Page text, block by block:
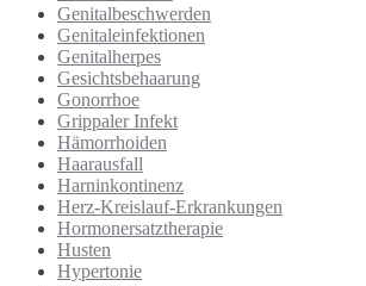
Genitalbeschwerden
Genitaleinfektionen
Genitalherpes
Gesichtsbehaarung
Gonorrhoe
Grippaler Infekt
Hämorrhoiden
Haarausfall
Harninkontinenz
Herz-Kreislauf-Erkrankungen
Hormonersatztherapie
Husten
Hypertonie